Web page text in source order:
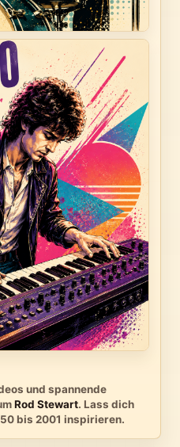
und spannende
Rod Stewart. Lass dich
bis 2001 inspirieren.